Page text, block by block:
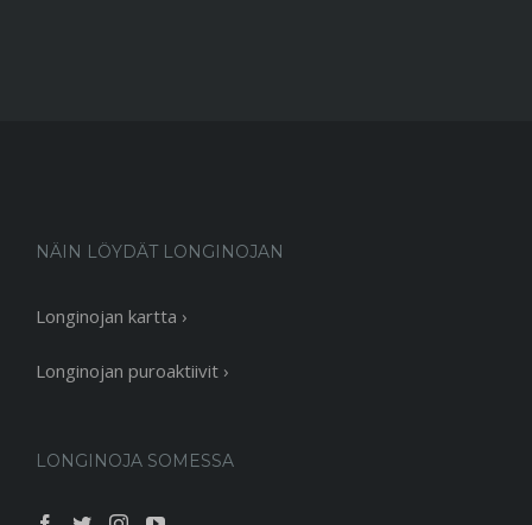
NÄIN LÖYDÄT LONGINOJAN
Longinojan kartta ›
Longinojan puroaktiivit ›
LONGINOJA SOMESSA